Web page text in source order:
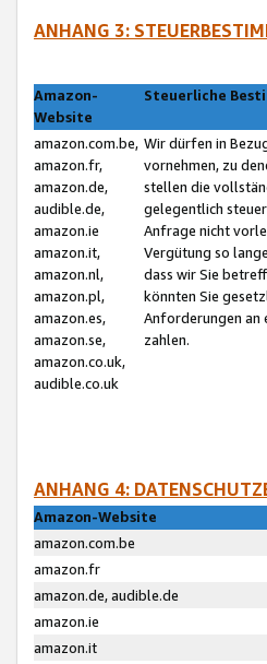
ANHANG 3:
Amazon-
Website
Steuerliche
amazon.com.be,
amazon.fr,
amazon.de,
audible.de,
amazon.ie
amazon.it,
amazon.nl,
amazon.pl,
amazon.es,
amazon.se,
amazon.co.uk,
audible.co.uk
Wir dürfen in
vornehmen, zu
stellen die
gelegentlich
Anfrage nicht
Vergütung so
dass wir Sie
könnten Sie
Anforderungen an
zahlen.
ANHANG 4:
Amazon-Website
amazon.com.be
amazon.fr
amazon.de, audible.de
amazon.ie
amazon.it